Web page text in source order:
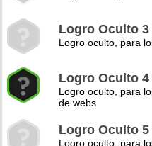
Logro Oculto 3
Logro oculto, para
Logro Oculto 4
Logro oculto, para
de webs
Logro Oculto 5
Logro oculto, para